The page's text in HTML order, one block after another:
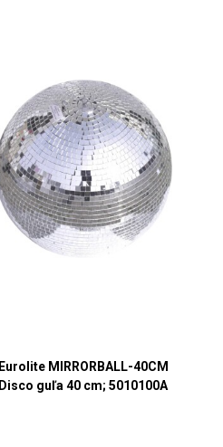
Eurolite MIRRORBALL-40CM
Disco guľa 40 cm; 5010100A